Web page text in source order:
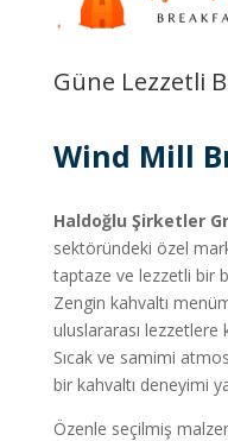
Güne Lezzetli
Wind Mill
Haldoğlu Şirketler
sektöründeki özel
taptaze ve lezzetli bir
Zengin kahvaltı
uluslararası lezzetlere
Sıcak ve samimi
bir kahvaltı deneyimi
Özenle seçilmiş